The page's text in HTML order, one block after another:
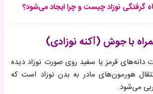
گرفتگی نوزاد چیست و چرا ایجاد می‌شود؟
با جوش (آکنه نوزادی)
دانه‌های قرمز یا سفید روی صورت نوزاد دیده
هورمون‌های مادر به بدن نوزاد است که
می‌شود.